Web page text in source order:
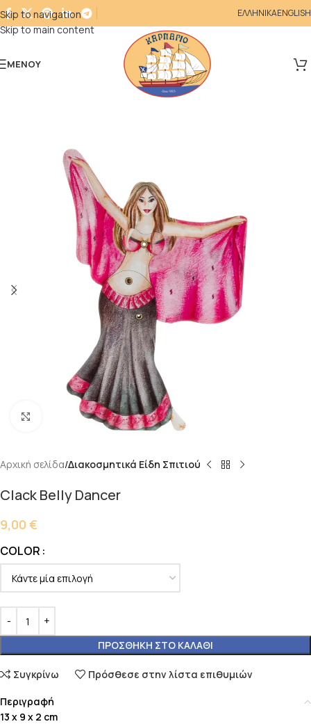
Skip to navigation
Skip to main content
ΕΛΛΗΝΙΚΑENGLISH
ΜΕΝΟΎ
Κάντε κλικ για μεγέθυνση
Αρχική σελίδα Διακοσμητικά Είδη Σπιτιού
Clack Belly Dancer
9,00 €
COLOR
ΠΡΟΣΘΉΚΗ ΣΤΟ ΚΑΛΆΘΙ
Συγκρίνω Πρόσθεσε στην λίστα επιθυμιών
Περιγραφή
13 x 9 x 2 cm